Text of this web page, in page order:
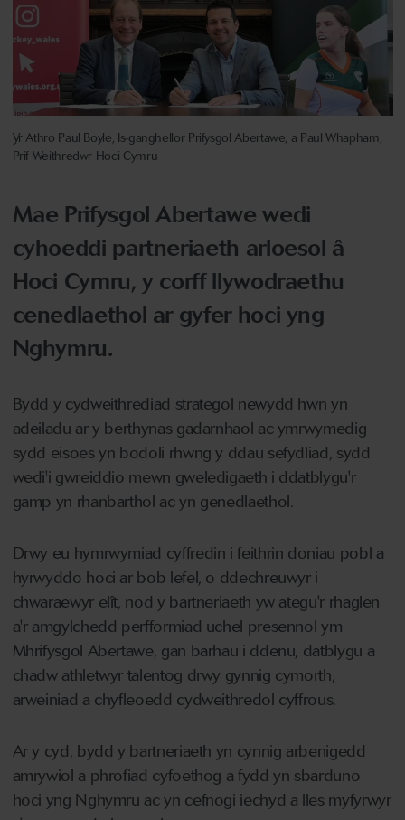
Yr Athro Paul Boyle, Is-ganghellor Prifysgol Abertawe, a Paul Whapham,
Prif Weithredwr Hoci Cymru
Mae Prifysgol Abertawe wedi
cyhoeddi partneriaeth arloesol â
Hoci Cymru, y corff llywodraethu
cenedlaethol ar gyfer hoci yng
Nghymru.
Bydd y cydweithrediad strategol newydd hwn yn
adeiladu ar y berthynas gadarnhaol ac ymrwymedig
sydd eisoes yn bodoli rhwng y ddau sefydliad, sydd
wedi'i gwreiddio mewn gweledigaeth i ddatblygu'r
gamp yn rhanbarthol ac yn genedlaethol.
Drwy eu hymrwymiad cyffredin i feithrin doniau pobl a
hyrwyddo hoci ar bob lefel, o ddechreuwyr i
chwaraewyr elît, nod y bartneriaeth yw ategu'r rhaglen
a'r amgylchedd perfformiad uchel presennol ym
Mhrifysgol Abertawe, gan barhau i ddenu, datblygu a
chadw athletwyr talentog drwy gynnig cymorth,
arweiniad a chyfleoedd cydweithredol cyffrous.
Ar y cyd, bydd y bartneriaeth yn cynnig arbenigedd
amrywiol a phrofiad cyfoethog a fydd yn sbarduno
hoci yng Nghymru ac yn cefnogi iechyd a lles myfyrwyr